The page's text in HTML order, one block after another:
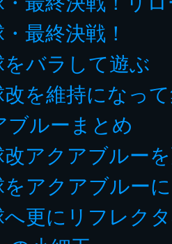
最終決戦！
バラして遊ぶ
改を維持になっ
ブルーまとめ
改アクアブルー
をアクアブルー
へ更にリフレク